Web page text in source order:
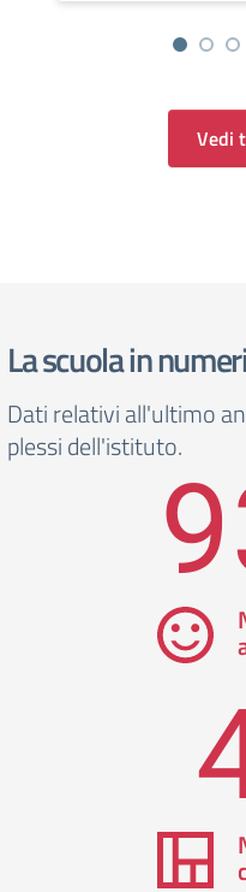
Vedi
La scuola in numeri
Dati relativi all'ultimo
plessi dell'istituto.